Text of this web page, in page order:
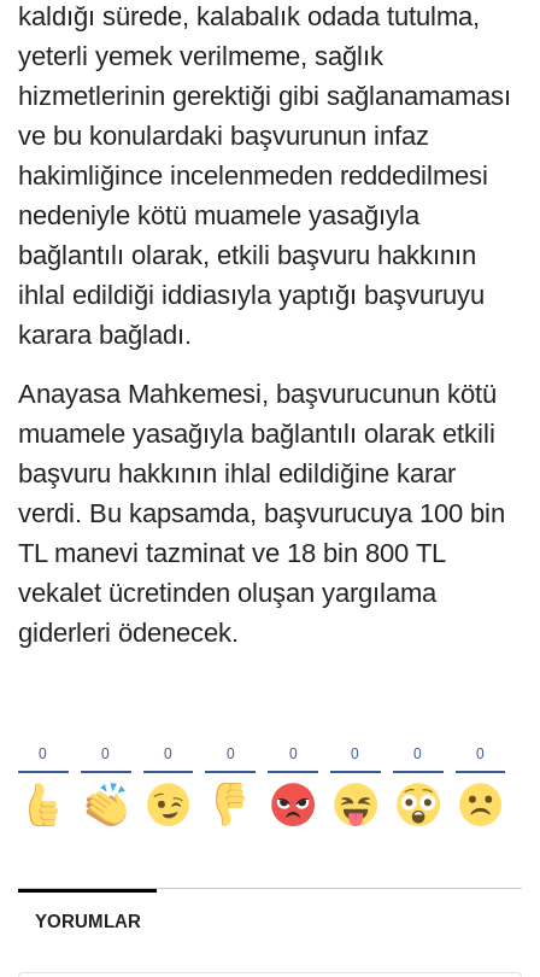
kaldığı sürede, kalabalık odada tutulma,
yeterli yemek verilmeme, sağlık
hizmetlerinin gerektiği gibi sağlanamaması
ve bu konulardaki başvurunun infaz
hakimliğince incelenmeden reddedilmesi
nedeniyle kötü muamele yasağıyla
bağlantılı olarak, etkili başvuru hakkının
ihlal edildiği iddiasıyla yaptığı başvuruyu
karara bağladı.
Anayasa Mahkemesi, başvurucunun kötü
muamele yasağıyla bağlantılı olarak etkili
başvuru hakkının ihlal edildiğine karar
verdi. Bu kapsamda, başvurucuya 100 bin
TL manevi tazminat ve 18 bin 800 TL
vekalet ücretinden oluşan yargılama
giderleri ödenecek.
YORUMLAR